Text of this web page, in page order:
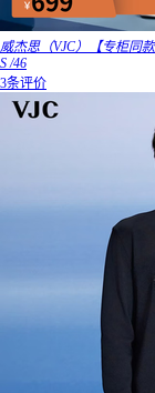
威杰思（VJC）【专柜同
S /46
3条评价